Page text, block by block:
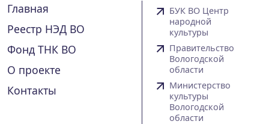
Главная
Реестр НЭД ВО
Фонд ТНК ВО
О проекте
Контакты
БУК ВО Центр
народной
культуры
Правительство
Вологодской
области
Министерство
культуры
Вологодской
области